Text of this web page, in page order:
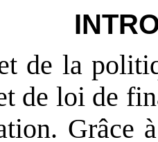
de la
de loi de
Grâce